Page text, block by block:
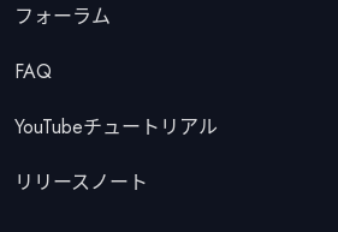
フォーラム
FAQ
YouTubeチュートリアル
リリースノート